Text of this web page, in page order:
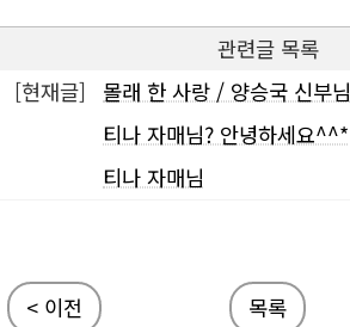
관련글 목록
[현재글]
몰래 한 사랑 / 양승국 신부님
티나 자매님? 안녕하세요^^*
티나 자매님
< 이전 목록